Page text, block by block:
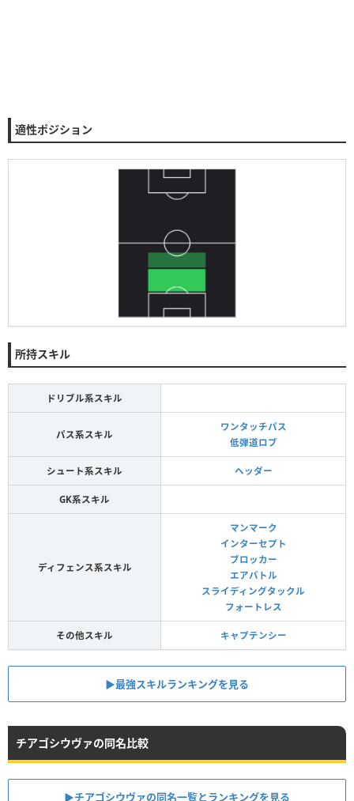
適性ポジション
所持スキル
ドリブル系スキル
パス系スキル
ワンタッチパス
低弾道ロブ
シュート系スキル ヘッダー
GK系スキル
ディフェンス系スキル
マンマーク
インターセプト
ブロッカー
エアバトル
スライディングタックル
フォートレス
その他スキル キャプテンシー
▶︎最強スキルランキングを見る
チアゴシウヴァの同名比較
▶︎チアゴシウヴァの同名一覧とランキングを見る